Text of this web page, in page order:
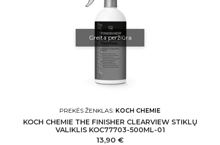
Greita peržiūra
PREKĖS ŽENKLAS: KOCH CHEMIE
KOCH CHEMIE THE FINISHER CLEARVIEW STIKLŲ
VALIKLIS KOC77703-500ML-01
Kaina
13,90 €